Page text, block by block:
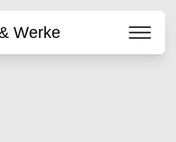
Werke